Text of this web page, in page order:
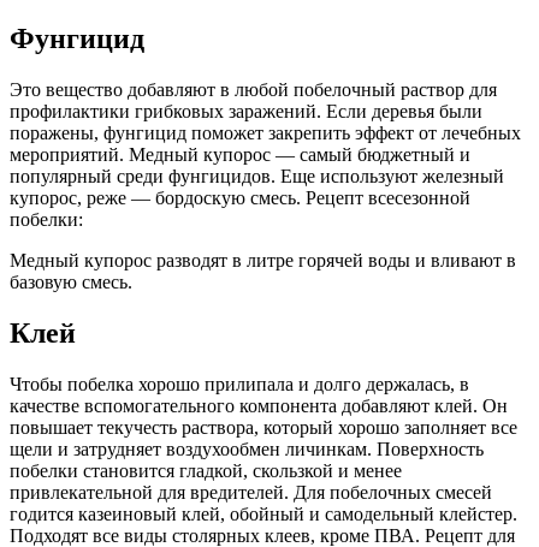
Фунгицид
Это вещество добавляют в любой побелочный раствор для
профилактики грибковых заражений. Если деревья были
поражены, фунгицид поможет закрепить эффект от лечебных
мероприятий. Медный купорос — самый бюджетный и
популярный среди фунгицидов. Еще используют железный
купорос, реже — бордоскую смесь. Рецепт всесезонной
побелки:
Медный купорос разводят в литре горячей воды и вливают в
базовую смесь.
Клей
Чтобы побелка хорошо прилипала и долго держалась, в
качестве вспомогательного компонента добавляют клей. Он
повышает текучесть раствора, который хорошо заполняет все
щели и затрудняет воздухообмен личинкам. Поверхность
побелки становится гладкой, скользкой и менее
привлекательной для вредителей. Для побелочных смесей
годится казеиновый клей, обойный и самодельный клейстер.
Подходят все виды столярных клеев, кроме ПВА. Рецепт для